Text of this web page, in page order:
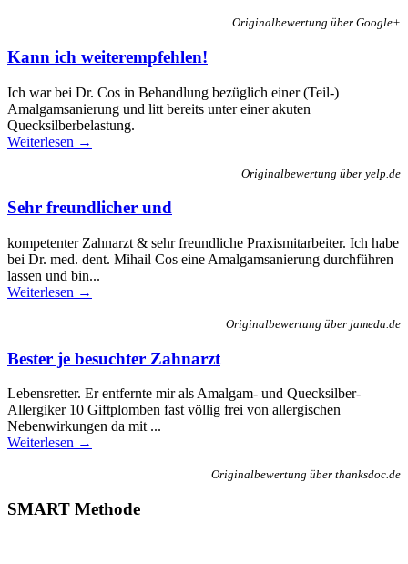
Originalbewertung über Google+
Kann ich weiterempfehlen!
Ich war bei Dr. Cos in Behandlung bezüglich einer (Teil-)
Amalgamsanierung und litt bereits unter einer akuten
Quecksilberbelastung.
Weiterlesen →
Originalbewertung über yelp.de
Sehr freundlicher und
kompetenter Zahnarzt & sehr freundliche Praxismitarbeiter. Ich habe
bei Dr. med. dent. Mihail Cos eine Amalgamsanierung durchführen
lassen und bin...
Weiterlesen →
Originalbewertung über jameda.de
Bester je besuchter Zahnarzt
Lebensretter. Er entfernte mir als Amalgam- und Quecksilber-
Allergiker 10 Giftplomben fast völlig frei von allergischen
Nebenwirkungen da mit ...
Weiterlesen →
Originalbewertung über thanksdoc.de
SMART Methode